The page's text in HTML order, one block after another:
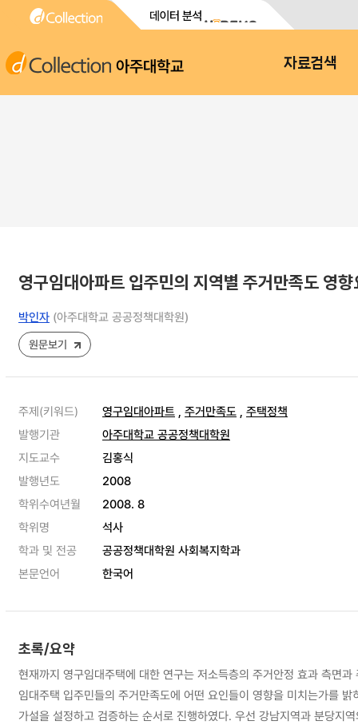
아주대학교 자료검색
영구임대아파트 입주민의 지역별 주거만족도 영
박인자 (아주대학교 공공정책대학원)
원문보기
주제(키워드) 영구임대아파트 , 주거만족도 , 주택정책
발행기관
아주대학교 공공정책대학원
지도교수
김홍식
발행년도
2008
학위수여년월
2008. 8
학위명
석사
학과 및 전공
공공정책대학원 사회복지학과
본문언어
한국어
초록/요약
현재까지 영구임대주택에 대한 연구는 저소득층의 주거안정 효과 측면
임대주택 입주민들의 주거만족도에 어떤 요인들이 영향을 미치는가를
가설을 설정하고 검증하는 순서로 진행하였다. 우선 강남지역과 분당지